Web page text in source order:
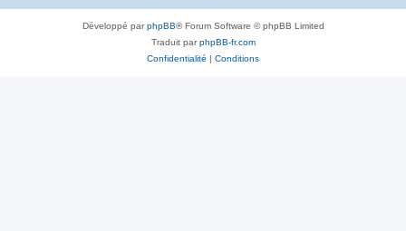
Développé parphpBB® Forum Software © phpBB Limited
Traduit parphpBB-fr.com
Confidentialité | Conditions